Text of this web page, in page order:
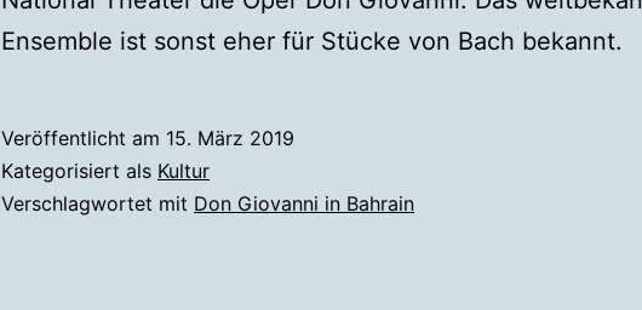
Ensemble ist sonst eher für Stücke von Bach bekannt.
Veröffentlicht am 15. März 2019
Kategorisiert als Kultur
Verschlagwortet mit Don Giovanni in Bahrain